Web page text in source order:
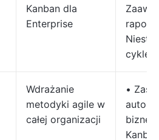
Kanban dla
Enterprise
cykle
Wdrażanie
metodyki agile w
całej organizacji
•